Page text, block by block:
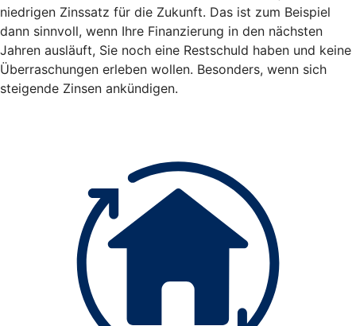
niedrigen Zinssatz für die Zukunft. Das ist zum Beispiel
dann sinnvoll, wenn Ihre Finanzierung in den nächsten
Jahren ausläuft, Sie noch eine Restschuld haben und keine
Überraschungen erleben wollen. Besonders, wenn sich
steigende Zinsen ankündigen.